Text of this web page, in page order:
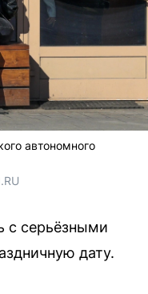
автономного
с серьёзными
дату.